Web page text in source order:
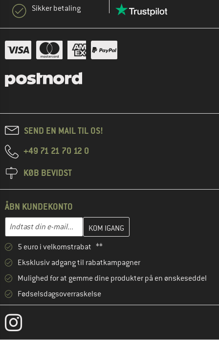
Sikker betaling
SEND EN MAIL TIL OS!
+49 71 21 70 12 0
KØB BEVIDST
ÅBN KUNDEKONTO
E-mail-adresse
Indtast din e-mailadresse her, og opret i næste trin din
5 euro i velkomstrabat **
Eksklusiv adgang til rabatkampagner
Mulighed for at gemme dine produkter på en ønskeseddel
Fødselsdagsoverraskelse